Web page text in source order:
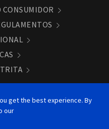
get the best experience. By
ourMF 04.403.408/0019 -
1711 - Santo Amaro -